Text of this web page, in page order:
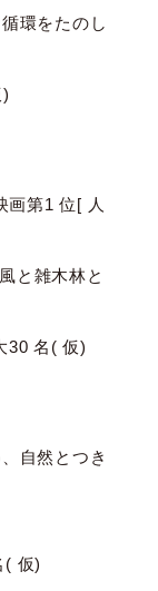
環をたのし
画第1 位[ 人
と雑木林と
名( 仮)
自然とつき
仮)